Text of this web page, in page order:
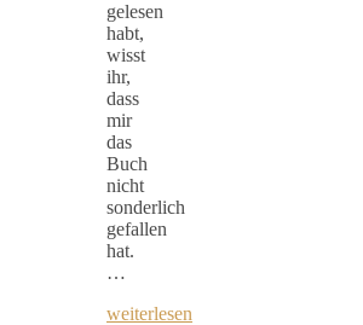
gelesen
habt,
wisst
ihr,
dass
mir
das
Buch
nicht
sonderlich
gefallen
hat.
…
weiterlesen